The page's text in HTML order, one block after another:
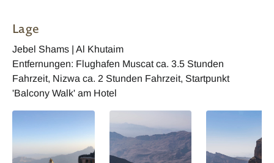
Lage
Jebel Shams | Al Khutaim
Entfernungen: Flughafen Muscat ca. 3.5 Stunden
Fahrzeit, Nizwa ca. 2 Stunden Fahrzeit, Startpunkt
'Balcony Walk' am Hotel